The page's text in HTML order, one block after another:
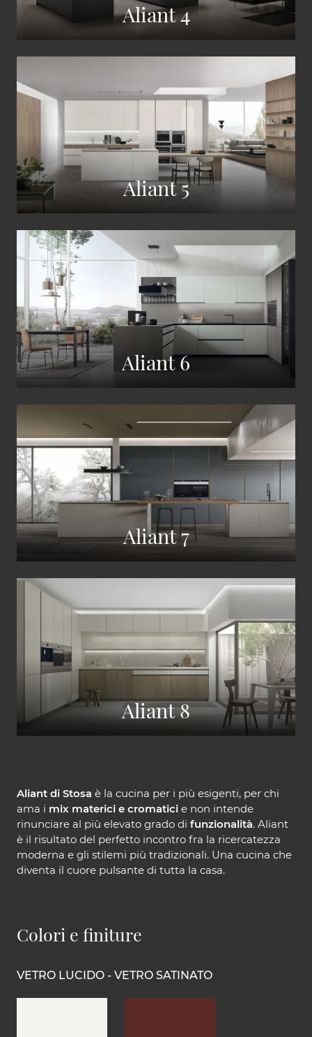
Aliant 4
Aliant 5
Aliant 6
Aliant 7
Aliant 8
Aliant di Stosa è la cucina per i più esigenti, per chi
ama i mix materici e cromatici e non intende
rinunciare al più elevato grado di funzionalità. Aliant
è il risultato del perfetto incontro fra la ricercatezza
moderna e gli stilemi più tradizionali. Una cucina che
diventa il cuore pulsante di tutta la casa.
Colori e finiture
VETRO LUCIDO - VETRO SATINATO